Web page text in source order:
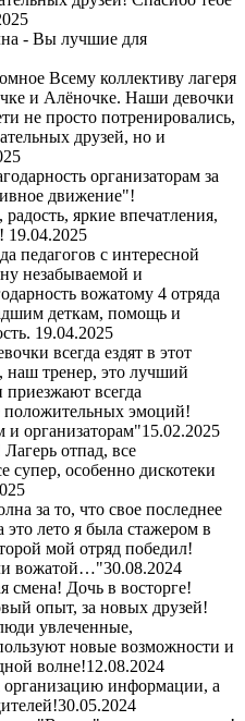
- Вы лучшие для
Всему коллективу лагеря
и Алёночке. Наши девочки
не просто потренировались,
друзей, но и
организаторам за
движение"!
яркие впечатления,
19.04.2025
педагогов с интересной
незабываемой и
вожатому 4 отряда
деткам, помощь и
19.04.2025
всегда ездят в этот
тренер, это лучший
всегда
положительных эмоций!
и организаторам"15.02.2025
отпад, все
супер, особенно дискотеки
за то, что свое последнее
это лето я была стажером в
мой отряд победил!
вожатой…"30.08.2024
смена! Дочь в восторге!
опыт, за новых друзей!
увлеченные,
новые возможности и
волне!12.08.2024
информации, а
30.05.2024